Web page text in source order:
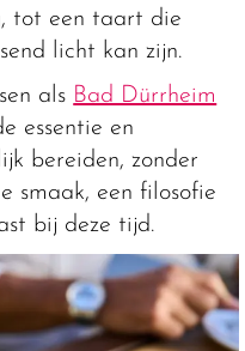
tot een taart die
licht kan zijn.
als Bad Dürrheim
essentie en
bereiden, zonder
smaak, een filosofie
bij deze tijd.